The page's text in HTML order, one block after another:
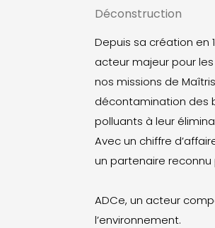
Déconstruction
Depuis sa création en
acteur majeur pour
nos missions de
décontamination des
polluants à leur
Avec un chiffre
un partenaire
ADCe, un acteur
l’environnement.